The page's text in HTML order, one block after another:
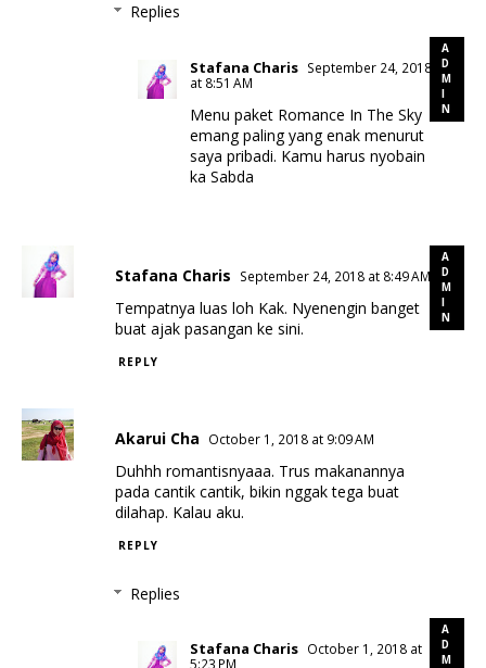
Replies
Stafana Charis September 24, 2018
at 8:51 AM
Menu paket Romance In The Sky
emang paling yang enak menurut
saya pribadi. Kamu harus nyobain
ka Sabda
Stafana Charis September 24, 2018 at 8:49 AM
Tempatnya luas loh Kak. Nyenengin banget
buat ajak pasangan ke sini.
REPLY
Akarui Cha October 1, 2018 at 9:09 AM
Duhhh romantisnyaaa. Trus makanannya
pada cantik cantik, bikin nggak tega buat
dilahap. Kalau aku.
REPLY
Replies
Stafana Charis October 1, 2018 at
5:23 PM